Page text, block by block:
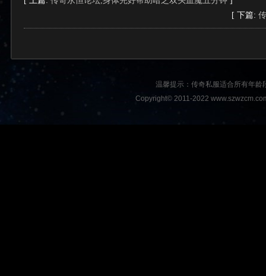
[ 下篇:
温馨提示：传奇私服适合所有年
Copyright© 2011-2022